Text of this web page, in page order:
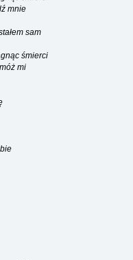
mnie
sam
śmierci
mi